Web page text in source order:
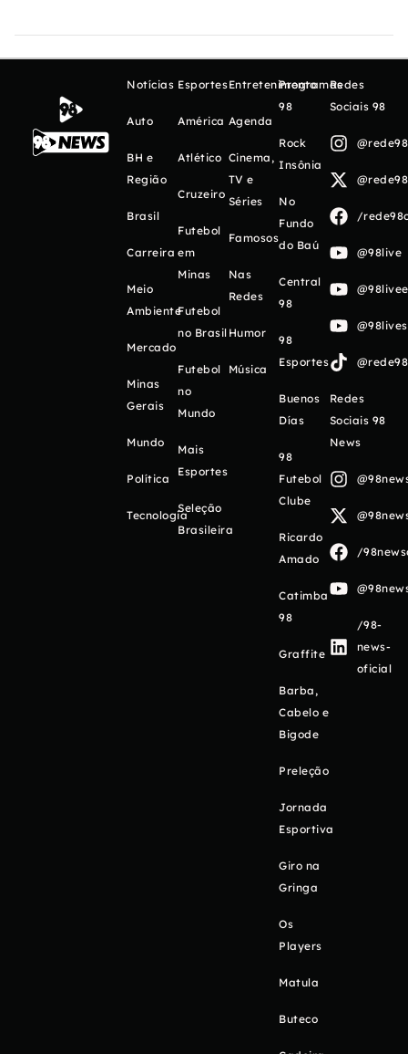
Notícias
Auto
BH e
Região
Brasil
Carreira
Meio
Ambiente
Mercado
Minas
Gerais
Mundo
Política
Tecnologia
Esportes
América
Atlético
Cruzeiro
Futebol
em
Minas
Futebol
no Brasil
Futebol
no
Mundo
Mais
Esportes
Seleção
Brasileira
Entretenimento
Agenda
Cinema,
TV e
Séries
Famosos
Nas
Redes
Humor
Música
Programas
98
Rock
Insônia
No
Fundo
do Baú
Central
98
98
Esportes
Buenos
Días
98
Futebol
Clube
Ricardo
Amado
Catimba
98
Graffite
Barba,
Cabelo e
Bigode
Preleção
Jornada
Esportiva
Giro na
Gringa
Os
Players
Matula
Buteco
Redes
Sociais 98
/
@98live
Redes
Sociais 98
News
/
/98-
news-
oficial